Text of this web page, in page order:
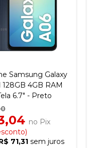
Samsung Galaxy
4GB RAM
6.7" - Preto
no Pix
71,31 sem juros